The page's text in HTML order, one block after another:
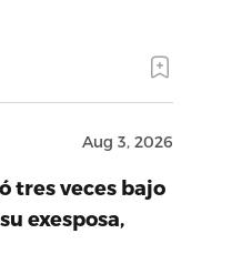
Aug 3, 2026
tres veces bajo
exesposa,